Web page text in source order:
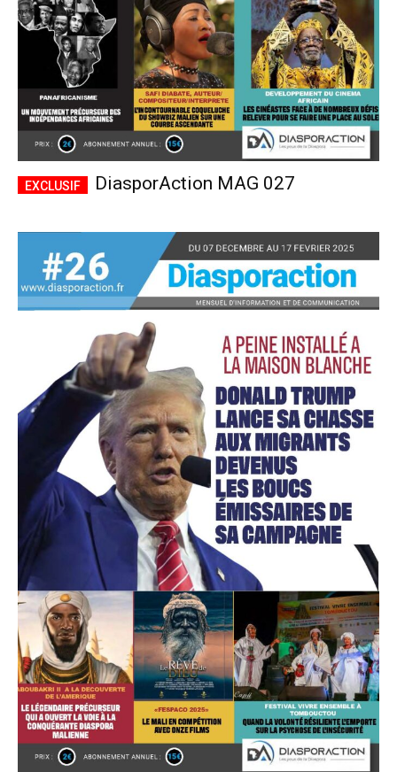
Plans d'abonnement
Accès gratuit
Gratuit /accès limité
Quelques articles
Annonces
Tous les articles
Le magazine
CHOISIR LE FORFAIT
DiasporAction MAG 027